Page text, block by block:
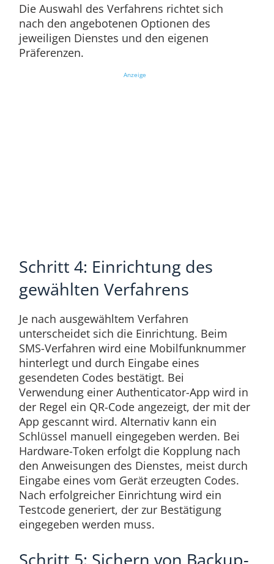
Die Auswahl des Verfahrens richtet sich
nach den angebotenen Optionen des
jeweiligen Dienstes und den eigenen
Präferenzen.
Anzeige
Schritt 4: Einrichtung des
gewählten Verfahrens
Je nach ausgewähltem Verfahren
unterscheidet sich die Einrichtung. Beim
SMS-Verfahren wird eine Mobilfunknummer
hinterlegt und durch Eingabe eines
gesendeten Codes bestätigt. Bei
Verwendung einer Authenticator-App wird in
der Regel ein QR-Code angezeigt, der mit der
App gescannt wird. Alternativ kann ein
Schlüssel manuell eingegeben werden. Bei
Hardware-Token erfolgt die Kopplung nach
den Anweisungen des Dienstes, meist durch
Eingabe eines vom Gerät erzeugten Codes.
Nach erfolgreicher Einrichtung wird ein
Testcode generiert, der zur Bestätigung
eingegeben werden muss.
Schritt 5: Sichern von Backup-